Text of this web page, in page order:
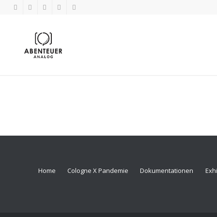
Home Cologne X Pandemie Dokumentationen